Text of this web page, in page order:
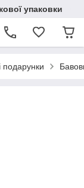
упаковки
подарунки